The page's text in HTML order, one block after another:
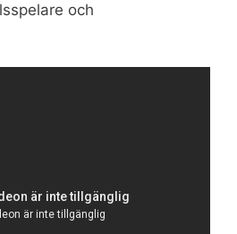
och